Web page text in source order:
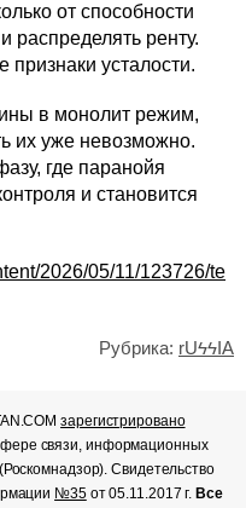
от способности
распределять ренту.
признаки усталости.
в монолит режим,
их уже невозможно.
где паранойя
и становится
2026/05/11/123726/te
Рубрика: rUϟϟIA
зарегистрировано
связи, информационных
Свидетельство
№35от 05.11.2017 г. Все